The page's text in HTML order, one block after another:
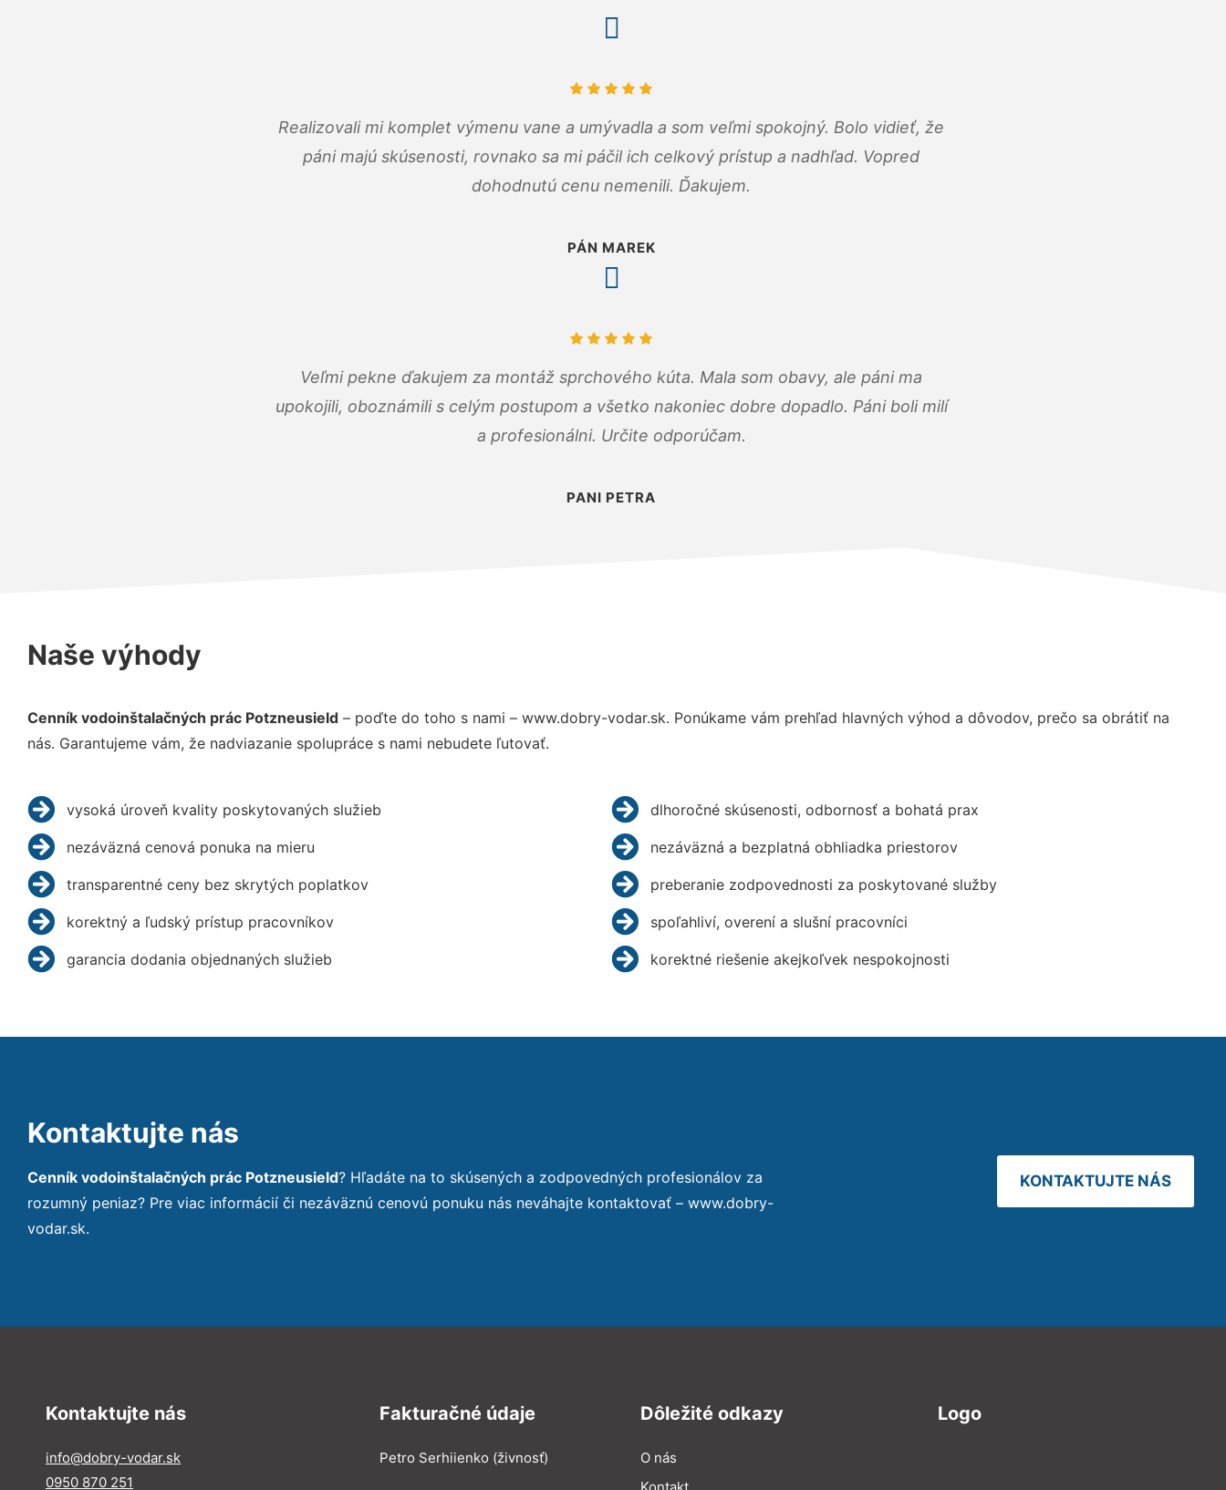
Realizovali mi komplet výmenu vane a umývadla a som veľmi spokojný. Bolo vidieť, že
páni majú skúsenosti, rovnako sa mi páčil ich celkový prístup a nadhľad. Vopred
dohodnutú cenu nemenili. Ďakujem.
PÁN MAREK
Veľmi pekne ďakujem za montáž sprchového kúta. Mala som obavy, ale páni ma
upokojili, oboznámili s celým postupom a všetko nakoniec dobre dopadlo. Páni boli milí
a profesionálni. Určite odporúčam.
PANI PETRA
Naše výhody
Cenník vodoinštalačných prác Potzneusield – poďte do toho s nami – www.dobry-vodar.sk. Ponúkame vám prehľad hlavných výhod a dôvodov, prečo sa obrátiť na
nás. Garantujeme vám, že nadviazanie spolupráce s nami nebudete ľutovať.
vysoká úroveň kvality poskytovaných služieb
nezáväzná cenová ponuka na mieru
transparentné ceny bez skrytých poplatkov
korektný a ľudský prístup pracovníkov
garancia dodania objednaných služieb
dlhoročné skúsenosti, odbornosť a bohatá prax
nezáväzná a bezplatná obhliadka priestorov
preberanie zodpovednosti za poskytované služby
spoľahliví, overení a slušní pracovníci
korektné riešenie akejkoľvek nespokojnosti
Kontaktujte nás
Cenník vodoinštalačných prác Potzneusield? Hľadáte na to skúsených a zodpovedných profesionálov za
rozumný peniaz? Pre viac informácií či nezáväznú cenovú ponuku nás neváhajte kontaktovať – www.dobry-
vodar.sk.
KONTAKTUJTE NÁS
Kontaktujte nás
info@dobry-vodar.sk
0950 870 251
Fakturačné údaje
Petro Serhiienko (živnosť)
Dôležité odkazy
O nás
Kontakt
Logo